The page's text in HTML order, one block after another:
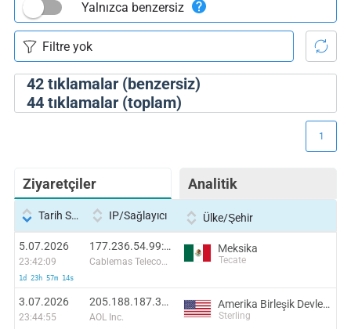
42tıklamalar (benzersiz)
44tıklamalar (toplam)
Yalnızca benzersiz
Ziyaretçiler Analitik
1
Tarih Saati IP/Sağlayıcı Ülke/Şehir
5.07.2026
23:42:09
1d 23h 57m 14s
177.236.54.99:43204
Cablemas Telecomunicaciones SA de CV
Meksika
Tecate
3.07.2026
23:44:55
205.188.187.34:15184
AOL Inc.
Amerika Birleşik Devletleri
Sterling